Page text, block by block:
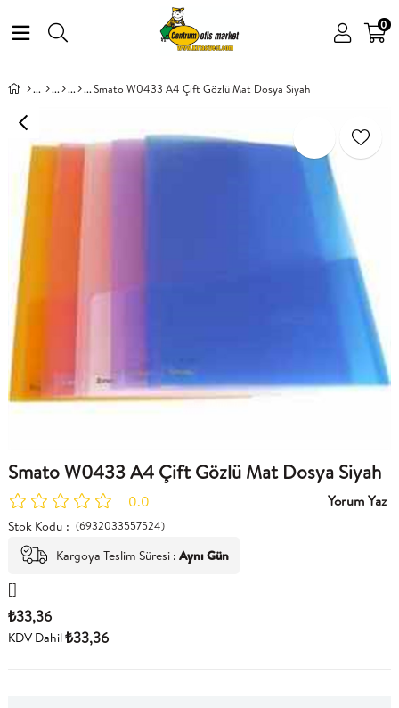
0
Smato W0433 A4 Çift Gözlü Mat Dosya Siyah
Smato W0433 A4 Çift Gözlü Mat Dosya Siyah
0.0 Yorum Yaz
Stok Kodu (6932033557524)
Kargoya Teslim Süresi : Aynı Gün
[]
₺33,36
KDV Dahil₺33,36